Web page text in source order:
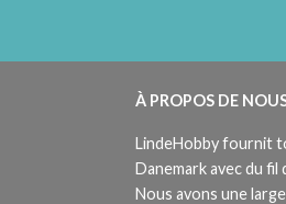
À PROPOS DE
LindeHobby fournit
Danemark avec du fil
Nous avons une